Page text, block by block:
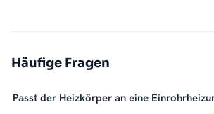
Häufige Fragen
Passt der Heizkörper an eine